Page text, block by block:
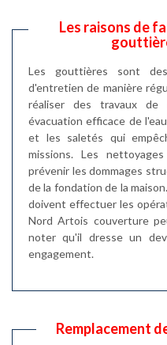
Les raisons de
Les gouttières sont
d'entretien de manière
réaliser des travaux de
évacuation efficace de
et les saletés qui
missions. Les
prévenir les dommages
de la fondation de la
doivent effectuer les
Nord Artois couverture
noter qu'il dresse un
engagement.
Remplacement